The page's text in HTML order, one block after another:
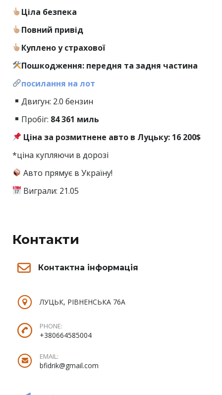
Ціла безпека
Повний привід
Куплено у страхової
Пошкодження: передня та задня частина
посилання на лот
Двигун: 2.0 бензин
Пробіг: 84361 миль
Ціна за розмитнене авто в Луцьку: 16 200$
*ціна купляючи в дорозі
Авто прямує в Україну!
Виграли: 21.05
Контакти
Контактна інформація
ЛУЦЬК, РІВНЕНСЬКА 76А
PHONE:
+380664585004
EMAIL:
bfidrik@gmail.com